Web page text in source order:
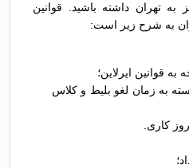
به تهران داشته باشید. قوانین
به شرح زیر است:
قوانین ایرلاین؛
به زمان لغو بلیط و کلاس
کاری.